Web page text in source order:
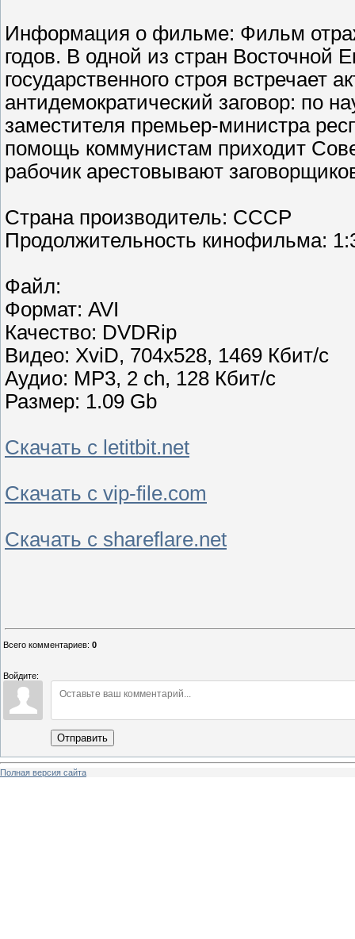
Информация о фильме: Фильм
годов. В одной из стран Восточной
государственного строя встречает
антидемократический заговор: по
заместителя премьер-министра
помощь коммунистам приходит
рабочик арестовывают
Страна производитель: CCCP
Продолжительность кинофильма:
Файл:
Формат: AVI
Качество: DVDRip
Видео: XviD, 704x528, 1469 Кбит/с
Аудио: MP3, 2 ch, 128 Кбит/с
Размер: 1.09 Gb
Скачать с letitbit.net
Скачать с vip-file.com
Скачать с shareflare.net
Всего комментариев: 0
Войдите:
Отправить
Полная версия сайта